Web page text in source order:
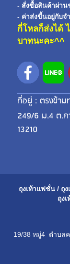
- สั่งซื้อสินค้าผ่าน
- ค่าส่งขี้นอยู่กับจ
กี่โหลก็ส่งได้
บาทนะคะ^^
ที่อยู่ : ตรงข้าม
249/6 ม.4 ต.
13210
ถุงเท้าแฟชั่น / ถุ
ถุงเ
19/38 หมู่4 ตำบล